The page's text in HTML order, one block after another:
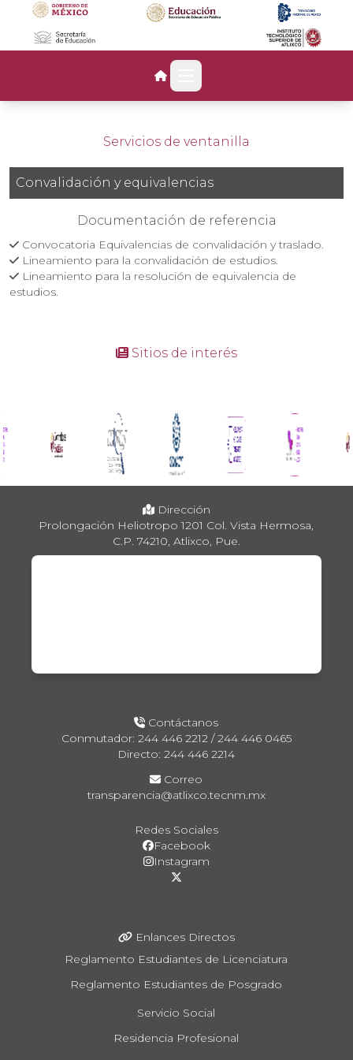
Servicios de ventanilla
Convalidación y equivalencias
Documentación de referencia
Convocatoria Equivalencias de convalidación y traslado.
Lineamiento para la convalidación de estudios.
Lineamiento para la resolución de equivalencia de
estudios.
Sitios de interés
Dirección
Prolongación Heliotropo 1201 Col. Vista Hermosa,
C.P. 74210, Atlixco, Pue.
Contáctanos
Conmutador: 244 446 2212 / 244 446 0465
Directo: 244 446 2214
Correo
transparencia@atlixco.tecnm.mx
Redes Sociales
Facebook
Instagram
Enlances Directos
Reglamento Estudiantes de Licenciatura
Reglamento Estudiantes de Posgrado
Servicio Social
Residencia Profesional